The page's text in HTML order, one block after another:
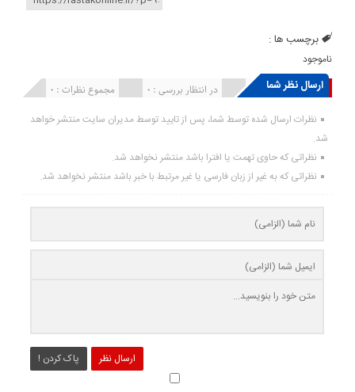
برچسب ها :
ناموجود
ارسال نظر شما مجموع نظرات : 0 در انتظار بررسی : 0 انتشار یافته : ۰
نظرات ارسال شده توسط شما، پس از تایید توسط مدیران سایت منتشر خواهد
شد.
نظراتی که حاوی تهمت یا افترا باشد منتشر نخواهد شد.
نظراتی که به غیر از زبان فارسی یا غیر مرتبط با خبر باشد منتشر نخواهد شد.
ارسال نظر پاک کردن !